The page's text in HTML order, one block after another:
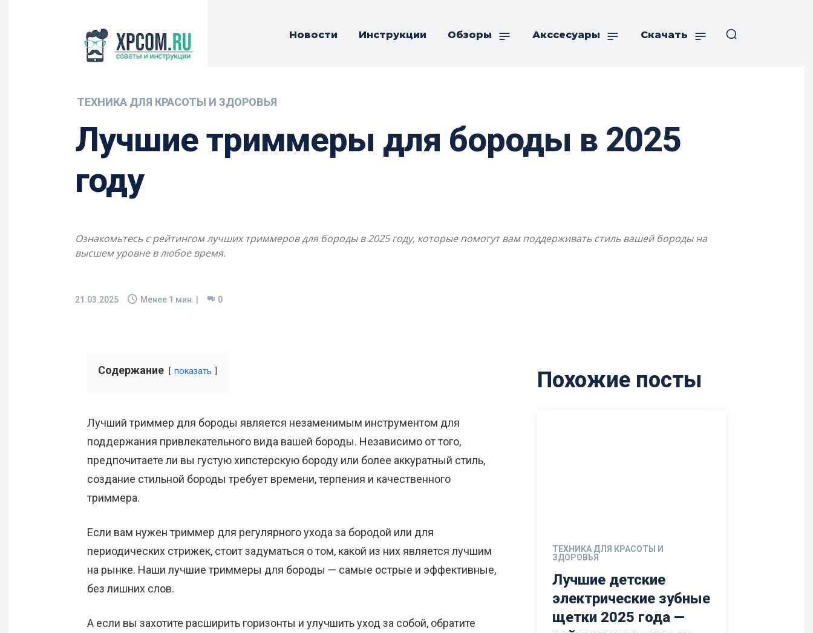
Новости Инструкции Обзоры Акссесуары Скачать
ТЕХНИКА ДЛЯ КРАСОТЫ И ЗДОРОВЬЯ
Лучшие триммеры для бороды в 2025
году
Ознакомьтесь с рейтингом лучших триммеров для бороды в 2025 году, которые помогут вам поддерживать стиль вашей бороды на
высшем уровне в любое время.
21.03.2025 Менее 1 мин. | 0
Содержание показать
Лучший триммер для бороды является незаменимым инструментом для
поддержания привлекательного вида вашей бороды. Независимо от того,
предпочитаете ли вы густую хипстерскую бороду или более аккуратный стиль,
создание стильной бороды требует времени, терпения и качественного
триммера.
Если вам нужен триммер для регулярного ухода за бородой или для
периодических стрижек, стоит задуматься о том, какой из них является лучшим
на рынке. Наши лучшие триммеры для бороды — самые острые и эффективные,
без лишних слов.
А если вы захотите расширить горизонты и улучшить уход за собой, обратите
Похожие посты
ТЕХНИКА ДЛЯ КРАСОТЫ И
ЗДОРОВЬЯ
Лучшие детские
электрические зубные
щетки 2025 года —